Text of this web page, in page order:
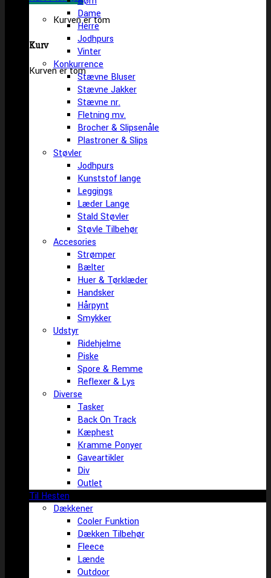
Kurven er tom
Kurv
Kurven er tom
Dame
Herre
Jodhpurs
Vinter
Konkurrence
Stævne Bluser
Stævne Jakker
Stævne nr.
Fletning mv.
Brocher & Slipsenåle
Plastroner & Slips
Støvler
Jodhpurs
Kunststof lange
Leggings
Læder Lange
Stald Støvler
Støvle Tilbehør
Accesories
Strømper
Bælter
Huer & Tørklæder
Handsker
Hårpynt
Smykker
Udstyr
Ridehjelme
Piske
Spore & Remme
Reflexer & Lys
Diverse
Tasker
Back On Track
Kæphest
Kramme Ponyer
Gaveartikler
Div
Outlet
Til Hesten
Dækkener
Cooler Funktion
Dækken Tilbehør
Fleece
Lænde
Outdoor